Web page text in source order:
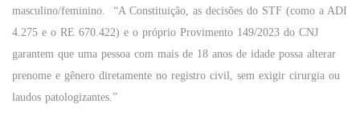
masculino/feminino. “A Constituição, as decisões do STF (como a ADI
4.275 e o RE 670.422) e o próprio Provimento 149/2023 do CNJ
garantem que uma pessoa com mais de 18 anos de idade possa alterar
prenome e gênero diretamente no registro civil, sem exigir cirurgia ou
laudos patologizantes.”